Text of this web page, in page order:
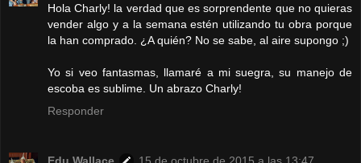
Hola Charly! la verdad que es sorprendente que no quieras
vender algo y a la semana estén utilizando tu obra porque
la han comprado. ¿A quién? No se sabe, al aire supongo ;)
Yo si veo fantasmas, llamaré a mi suegra, su manejo de
escoba es sublime. Un abrazo Charly!
Responder
Edu Wallace
15 de octubre de 2015 a las 13:47